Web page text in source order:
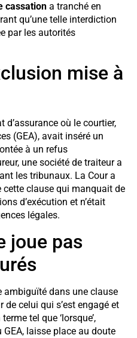
cassation a tranché en
qu’une telle interdiction
par les autorités
mise à
où le courtier,
(GEA), avait inséré un
à un refus
une société de traiteur a
les tribunaux. La Cour a
cette clause qui manquait de
d’exécution et n’était
légales.
joue pas
ambiguïté dans une clause
celui qui s’est engagé et
tel que ‘lorsque’,
GEA, laisse place au doute